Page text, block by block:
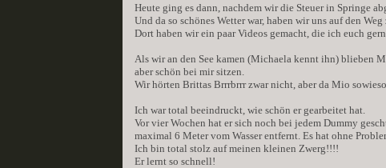
Heute ging es dann, nachdem wir die Steuer in Springe
Und da so schönes Wetter war, haben wir uns auf den
Dort haben wir ein paar Videos gemacht, die ich euch
Als wir an den See kamen (Michaela kennt ihn) blieben
aber schön bei mir sitzen.
Wir hörten Brittas Brrrbrrr zwar nicht, aber da Mio
Ich war total beeindruckt, wie schön er gearbeitet hat.
Vor vier Wochen hat er sich noch bei jedem Dummy
maximal 6 Meter vom Wasser entfernt. Es hat ohne
Ich bin total stolz auf meinen kleinen Zwerg!!!!
Er lernt so schnell!